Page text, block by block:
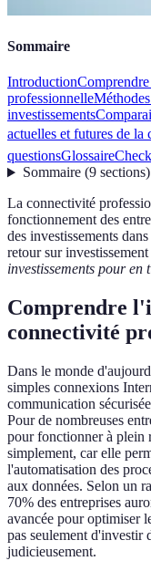
Sommaire
Introduction
professionnelle
investissements
actuelles et futures de la
questionsGlossaire
Sommaire(9 sections)
La connectivité
fonctionnement des
des investissements
retour sur
investissements pour en
Comprendre
connectivité
Dans le monde
simples connexions
communication
Pour de nombreuses
pour fonctionner à plein
simplement, car elle
l'automatisation des
aux données. Selon un
70% des entreprises
avancée pour optimiser
pas seulement d'investir
judicieusement.